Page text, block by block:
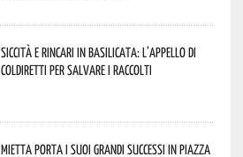
Siccità e rincari in Basilicata: l’appello di
Coldiretti per salvare i raccolti
Mietta porta i suoi grandi successi in piazza